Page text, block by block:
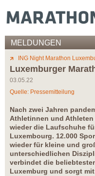
MELDUNGEN
ING Night Marathon
Luxemburger
03.05.22
Quelle: Pressemitteilung
Nach zwei Jahren
Athletinnen und Athleten
wieder die Laufschuhe
Luxembourg. 12.000
wieder für kleine und
unterschiedlichen
verbindet die
Luxemburg und sorgt